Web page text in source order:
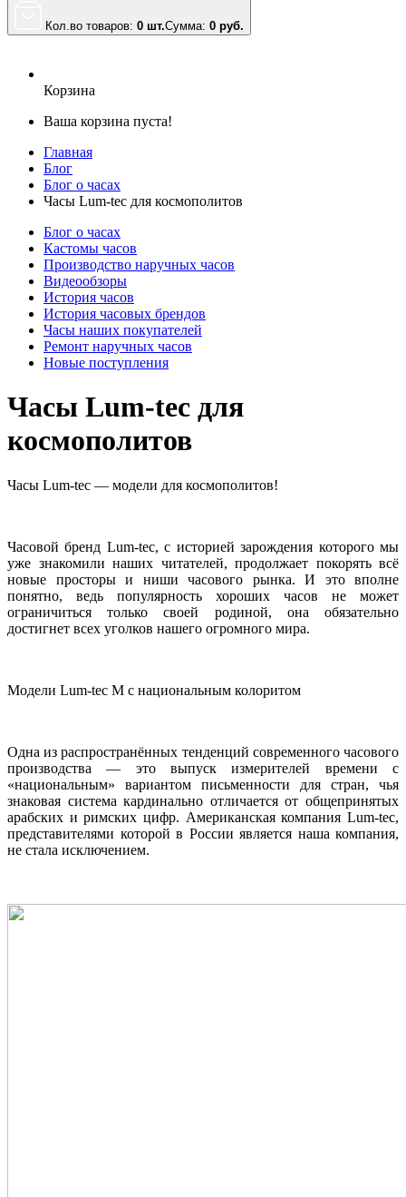
Кол.во товаров: 0 шт.Сумма: 0 руб.
Корзина
Ваша корзина пуста!
Главная
Блог
Блог о часах
Часы Lum-tec для космополитов
Блог о часах
Кастомы часов
Производство наручных часов
Видеообзоры
История часов
История часовых брендов
Часы наших покупателей
Ремонт наручных часов
Новые поступления
Часы Lum-tec для
космополитов
Часы Lum-tec — модели для космополитов!
Часовой бренд Lum-tec, с историей зарождения которого мы
уже знакомили наших читателей, продолжает покорять всё
новые просторы и ниши часового рынка. И это вполне
понятно, ведь популярность хороших часов не может
ограничиться только своей родиной, она обязательно
достигнет всех уголков нашего огромного мира.
Модели Lum-tec M с национальным колоритом
Одна из распространённых тенденций современного часового
производства — это выпуск измерителей времени с
«национальным» вариантом письменности для стран, чья
знаковая система кардинально отличается от общепринятых
арабских и римских цифр. Американская компания Lum-tec,
представителями которой в России является наша компания,
не стала исключением.